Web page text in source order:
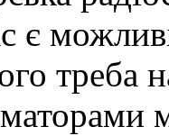
є
треба